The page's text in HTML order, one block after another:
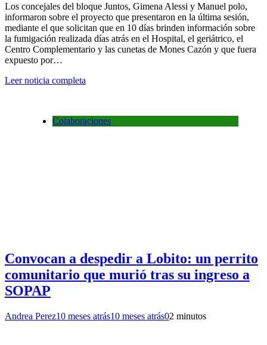
Los concejales del bloque Juntos, Gimena Alessi y Manuel polo,
informaron sobre el proyecto que presentaron en la última sesión,
mediante el que solicitan que en 10 días brinden información sobre
la fumigación realizada días atrás en el Hospital, el geriátrico, el
Centro Complementario y las cunetas de Mones Cazón y que fuera
expuesto por…
Leer noticia completa
Colaboraciones
Convocan a despedir a Lobito: un perrito
comunitario que murió tras su ingreso a
SOPAP
Andrea Perez10 meses atrás10 meses atrás02 minutos